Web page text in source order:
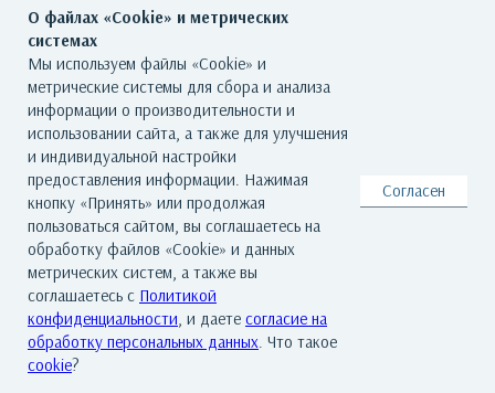
О файлах «Cookie» и метрических
системах
Мы используем файлы «Cookie» и
метрические системы для сбора и анализа
информации о производительности и
использовании сайта, а также для улучшения
и индивидуальной настройки
предоставления информации. Нажимая
кнопку «Принять» или продолжая
пользоваться сайтом, вы соглашаетесь на
обработку файлов «Cookie» и данных
метрических систем, а также вы
соглашаетесь с Политикой
конфиденциальности, и даете согласие на
обработку персональных данных. Что такое
cookie?
Согласен